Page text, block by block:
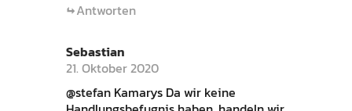
Antworten
Sebastian
21. Oktober 2020
@stefan Kamarys Da wir keine